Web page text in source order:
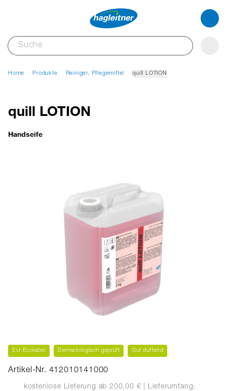
Home Produkte Reiniger, Pflegemittel quill LOTION
quill LOTION
Handseife
EU-Ecolabel Dermatologisch geprüft Gut duftend
Artikel-Nr. 412010141000
kostenlose Lieferung ab 200,00 € | Lieferumfang: